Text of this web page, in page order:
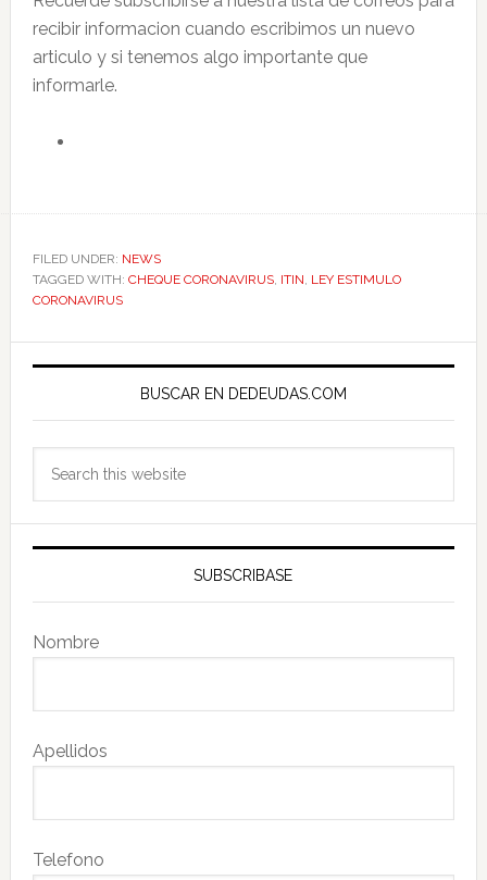
recibir informacion cuando escribimos un nuevo
articulo y si tenemos algo importante que
informarle.
FILED UNDER: NEWS
TAGGED WITH: CHEQUE CORONAVIRUS, ITIN, LEY ESTIMULO
CORONAVIRUS
Primary
BUSCAR EN DEDEUDAS.COM
SUBSCRIBASE
Nombre
Apellidos
Telefono